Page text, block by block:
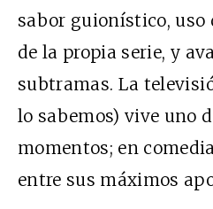
sabor guionístico, uso
de la propia serie, y
subtramas. La
lo sabemos) vive uno
momentos; en
entre sus máximos